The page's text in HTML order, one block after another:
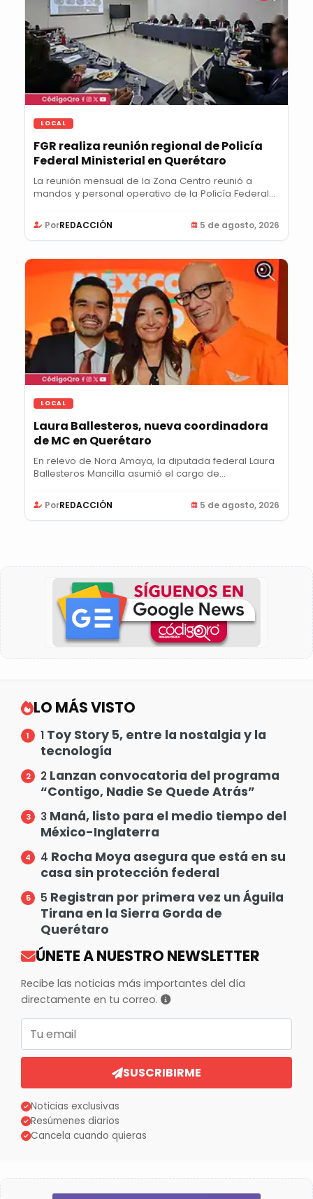
LOCAL
FGR realiza reunión regional de Policía
Federal Ministerial en Querétaro
La reunión mensual de la Zona Centro reunió a
mandos y personal operativo de la Policía Federal...
PorREDACCIÓN 5 de agosto, 2026
LOCAL
Laura Ballesteros, nueva coordinadora
de MC en Querétaro
En relevo de Nora Amaya, la diputada federal Laura
Ballesteros Mancilla asumió el cargo de...
PorREDACCIÓN 5 de agosto, 2026
LO MÁS VISTO
1 Toy Story 5, entre la nostalgia y la
tecnología
2 Lanzan convocatoria del programa
“Contigo, Nadie Se Quede Atrás”
3 Maná, listo para el medio tiempo del
México-Inglaterra
4 Rocha Moya asegura que está en su
casa sin protección federal
5 Registran por primera vez un Águila
Tirana en la Sierra Gorda de
Querétaro
ÚNETE A NUESTRO NEWSLETTER
Recibe las noticias más importantes del día
directamente en tu correo.
SUSCRIBIRME
Noticias exclusivas
Resúmenes diarios
Cancela cuando quieras